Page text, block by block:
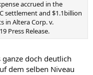
accrued in the
settlement and $1.1billion
in Altera Corp. v.
Press Release.
doch deutlich
dem selben Niveau